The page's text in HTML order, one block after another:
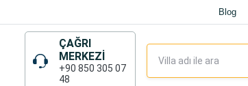
Blog
ÇAĞRI
MERKEZİ
+90 850 305 07
48